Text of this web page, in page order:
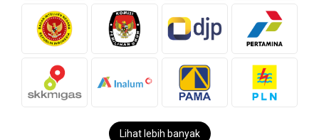
Lihat lebih banyak